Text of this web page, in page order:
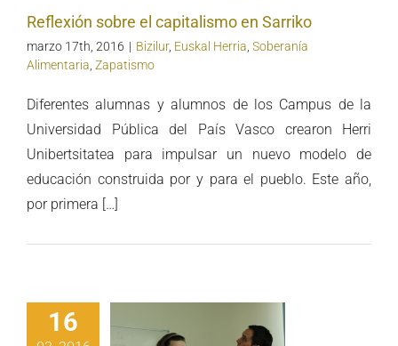
Reflexión sobre el capitalismo en Sarriko
marzo 17th, 2016 | Bizilur, Euskal Herria Soberanía
Alimentaria Zapatismo
Diferentes alumnas y alumnos de los Campus de la
Universidad Pública del País Vasco crearon Herri
Unibertsitatea para impulsar un nuevo modelo de
educación construida por y para el pueblo. Este año,
por primera […]
16
“la